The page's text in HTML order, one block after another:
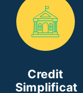
Credit
Simplificat